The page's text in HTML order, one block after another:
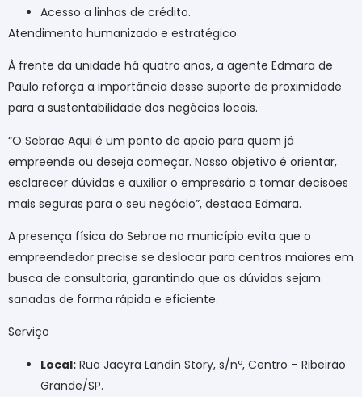
Acesso a linhas de crédito.
Atendimento humanizado e estratégico
À frente da unidade há quatro anos, a agente Edmara de
Paulo reforça a importância desse suporte de proximidade
para a sustentabilidade dos negócios locais.
“O Sebrae Aqui é um ponto de apoio para quem já
empreende ou deseja começar. Nosso objetivo é orientar,
esclarecer dúvidas e auxiliar o empresário a tomar decisões
mais seguras para o seu negócio”, destaca Edmara.
A presença física do Sebrae no município evita que o
empreendedor precise se deslocar para centros maiores em
busca de consultoria, garantindo que as dúvidas sejam
sanadas de forma rápida e eficiente.
Serviço
Local: Rua Jacyra Landin Story, s/nº, Centro – Ribeirão
Grande/SP.